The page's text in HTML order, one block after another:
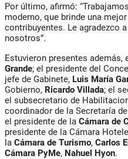
Por último, afirmó:
moderno, que brinde una
contribuyentes. Le agradezco
nosotros”.
Estuvieron presentes además,
Grande; el presidente del
jefe de Gabinete, Luis María
Gobierno, Ricardo Villada; el
el subsecretario de
coordinador de la Secretaría
el presidente de la Cámara de
presidente de la Cámara
la Cámara de Turismo, Carlos
Cámara PyMe, Nahuel Hyon.